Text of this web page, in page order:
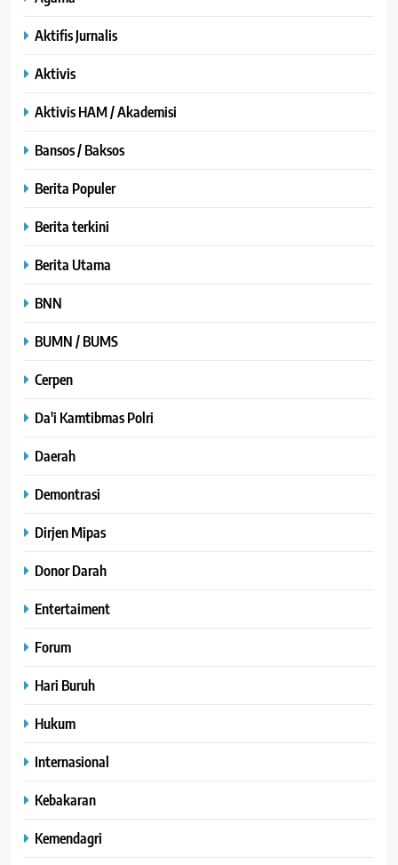
Aktifis Jurnalis
Aktivis
Aktivis HAM / Akademisi
Bansos / Baksos
Berita Populer
Berita terkini
Berita Utama
BNN
BUMN / BUMS
Cerpen
Da'i Kamtibmas Polri
Daerah
Demontrasi
Dirjen Mipas
Donor Darah
Entertaiment
Forum
Hari Buruh
Hukum
Internasional
Kebakaran
Kemendagri